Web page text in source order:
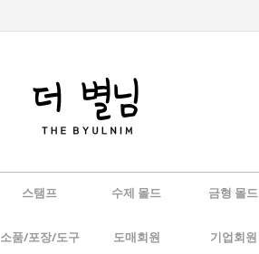
스탬프 수제 몰드 금형 몰드
소품/포장/도구 도매회원 기업회원